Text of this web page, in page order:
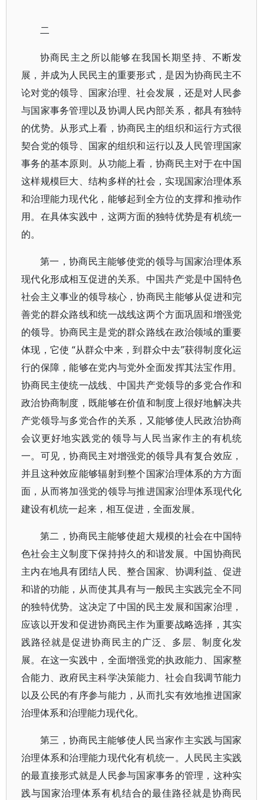
二
协商民主之所以能够在我国长期坚持、不断发
展，并成为人民民主的重要形式，是因为协商民主不
论对党的领导、国家治理、社会发展，还是对人民参
与国家事务管理以及协调人民内部关系，都具有独特
的优势。从形式上看，协商民主的组织和运行方式很
契合党的领导、国家的组织和运行以及人民管理国家
事务的基本原则。从功能上看，协商民主对于在中国
这样规模巨大、结构多样的社会，实现国家治理体系
和治理能力现代化，能够起到全方位的支撑和推动作
用。在具体实践中，这两方面的独特优势是有机统一
的。
第一，协商民主能够使党的领导与国家治理体系
现代化形成相互促进的关系。中国共产党是中国特色
社会主义事业的领导核心，协商民主能够从促进和完
善党的群众路线和统一战线这两个方面巩固和增强党
的领导。协商民主是党的群众路线在政治领域的重要
体现，它使 “从群众中来，到群众中去”获得制度化运
行的保障，能够在党内与党外全面发挥其法宝作用。
协商民主使统一战线、中国共产党领导的多党合作和
政治协商制度，既能够在价值和制度上很好地解决共
产党领导与多党合作的关系，又能够使人民政治协商
会议更好地实践党的领导与人民当家作主的有机统
一。可见，协商民主对增强党的领导具有复合效应，
并且这种效应能够辐射到整个国家治理体系的方方面
面，从而将加强党的领导与推进国家治理体系现代化
建设有机统一起来，相互促进，全面发展。
第二，协商民主能够使超大规模的社会在中国特
色社会主义制度下保持持久的和谐发展。中国协商民
主内在地具有团结人民、整合国家、协调利益、促进
和谐的功能，从而使其具有与一般民主实践完全不同
的独特优势。这决定了中国的民主发展和国家治理，
应该以开发和促进协商民主作为重要战略选择，其实
践路径就是促进协商民主的广泛、多层、制度化发
展。在这一实践中，全面增强党的执政能力、国家整
合能力、政府民主科学决策能力、社会自我调节能力
以及公民的有序参与能力，从而扎实有效地推进国家
治理体系和治理能力现代化。
第三，协商民主能够使人民当家作主实践与国家
治理体系和治理能力现代化有机统一。人民民主实践
的最直接形式就是人民参与国家事务的管理，这种实
践与国家治理体系有机结合的最佳路径就是协商民